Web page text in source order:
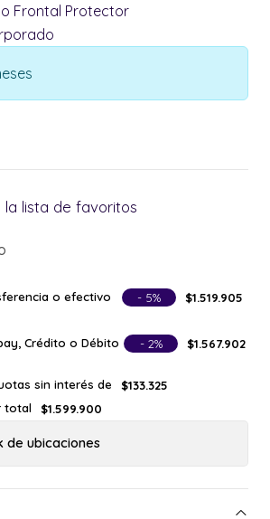
Frontal Protector
lista de favoritos
o efectivo - 5% $1.519.905
Crédito o Débito - 2% $1.567.902
sin interés de
$133.325
total
$1.599.900
de ubicaciones